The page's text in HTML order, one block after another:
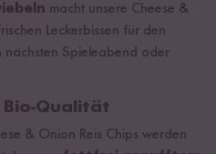
macht unsere Cheese &
Leckerbissen für den
nächsten Spieleabend oder
Qualität
& Onion Reis Chips werden